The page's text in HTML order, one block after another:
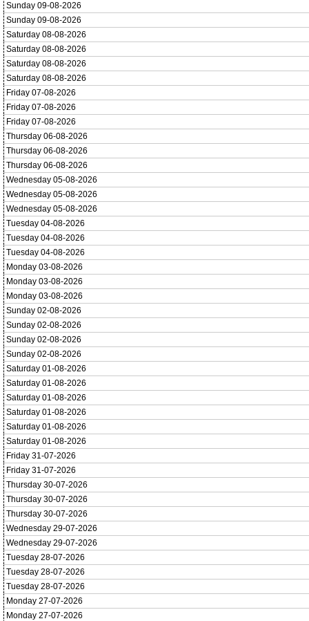
Sunday 09-08-2026
Sunday 09-08-2026
Saturday 08-08-2026
Saturday 08-08-2026
Saturday 08-08-2026
Saturday 08-08-2026
Friday 07-08-2026
Friday 07-08-2026
Friday 07-08-2026
Thursday 06-08-2026
Thursday 06-08-2026
Thursday 06-08-2026
Wednesday 05-08-2026
Wednesday 05-08-2026
Wednesday 05-08-2026
Tuesday 04-08-2026
Tuesday 04-08-2026
Tuesday 04-08-2026
Monday 03-08-2026
Monday 03-08-2026
Monday 03-08-2026
Sunday 02-08-2026
Sunday 02-08-2026
Sunday 02-08-2026
Sunday 02-08-2026
Saturday 01-08-2026
Saturday 01-08-2026
Saturday 01-08-2026
Saturday 01-08-2026
Saturday 01-08-2026
Saturday 01-08-2026
Friday 31-07-2026
Friday 31-07-2026
Thursday 30-07-2026
Thursday 30-07-2026
Thursday 30-07-2026
Wednesday 29-07-2026
Wednesday 29-07-2026
Tuesday 28-07-2026
Tuesday 28-07-2026
Tuesday 28-07-2026
Monday 27-07-2026
Monday 27-07-2026